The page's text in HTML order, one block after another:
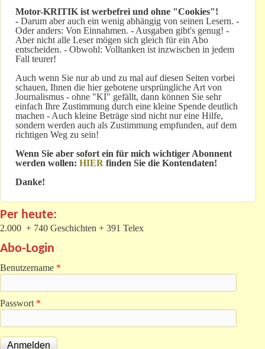
Motor-KRITIK ist werbefrei und ohne "Cookies"!
- Darum aber auch ein wenig abhängig von seinen Lesern. -
Oder anders: Von Einnahmen. - Ausgaben gibt's genug! -
Aber nicht alle Leser mögen sich gleich für ein Abo
entscheiden. - Obwohl: Volltanken ist inzwischen in jedem
Fall teurer!
Auch wenn Sie nur ab und zu mal auf diesen Seiten vorbei
schauen, Ihnen die hier gebotene ursprüngliche Art von
Journalismus - ohne "KI" gefällt, dann können Sie sehr
einfach Ihre Zustimmung durch eine kleine Spende deutlich
machen - Auch kleine Beträge sind nicht nur eine Hilfe,
sondern werden auch als Zustimmung empfunden, auf dem
richtigen Weg zu sein!
Wenn Sie aber sofort ein für mich wichtiger Abonnent
werden wollen: HIER finden Sie die Kontendaten!
Danke!
Per heute:
2.000 + 740 Geschichten + 391 Telex
Abo-Login
Benutzername *
Passwort *